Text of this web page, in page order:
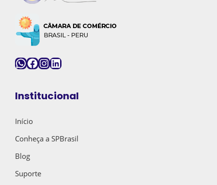
WhatsApp
Facebook
Instagram
LinkedIn
Institucional
Início
Conheça a SPBrasil
Blog
Suporte